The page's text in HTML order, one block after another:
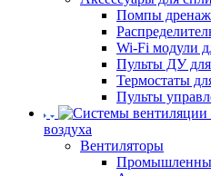
Помпы
Wi-Fi модули
Пульты ДУ
Термостаты
Пульты
воздуха
Вентиляторы